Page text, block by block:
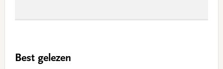
Best gelezen